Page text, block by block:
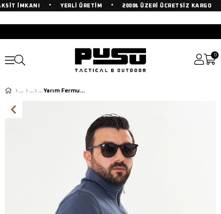
İMKANI YERLİ ÜRETİM 2000₺ ÜZERİ ÜCRETSİZ KARGO
0
Yarım Fermuarlı %100 Pamuk Sweat Füme